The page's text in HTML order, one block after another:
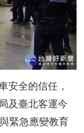
安全的信任，
及臺北客運今
緊急應變教育